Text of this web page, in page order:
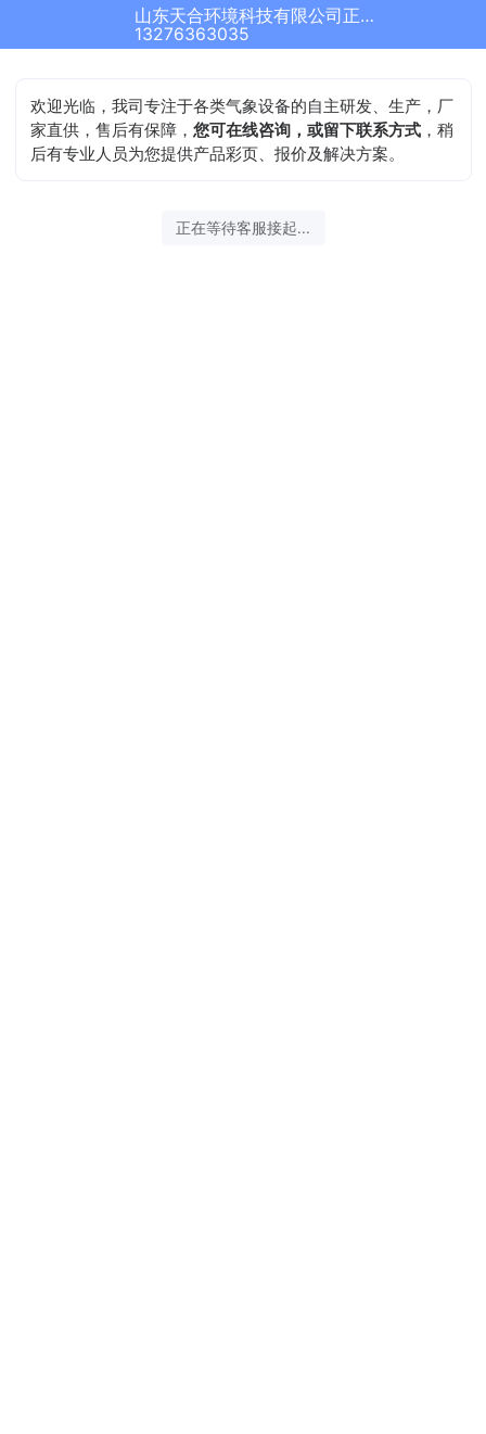
山东天合环境科技有限公司正在为您服务
13276363035
欢迎光临，我司专注于各类气象设备的自主研发、生产，厂
家直供，售后有保障，您可在线咨询，或留下联系方式 ，稍
后有专业人员为您提供产品彩页、报价及解决方案。
正在等待客服接起...